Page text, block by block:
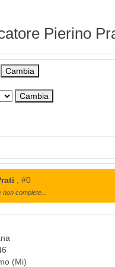
Pierino
, #0
complete...
(Mi)